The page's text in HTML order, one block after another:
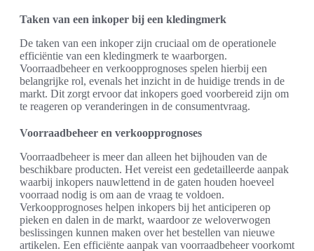
Taken van een inkoper bij een kledingmerk
De taken van een inkoper zijn cruciaal om de operationele
efficiëntie van een kledingmerk te waarborgen.
Voorraadbeheer en verkoopprognoses spelen hierbij een
belangrijke rol, evenals het inzicht in de huidige trends in de
markt. Dit zorgt ervoor dat inkopers goed voorbereid zijn om
te reageren op veranderingen in de consumentvraag.
Voorraadbeheer en verkoopprognoses
Voorraadbeheer is meer dan alleen het bijhouden van de
beschikbare producten. Het vereist een gedetailleerde aanpak
waarbij inkopers nauwlettend in de gaten houden hoeveel
voorraad nodig is om aan de vraag te voldoen.
Verkoopprognoses helpen inkopers bij het anticiperen op
pieken en dalen in de markt, waardoor ze weloverwogen
beslissingen kunnen maken over het bestellen van nieuwe
artikelen. Een efficiënte aanpak van voorraadbeheer voorkomt